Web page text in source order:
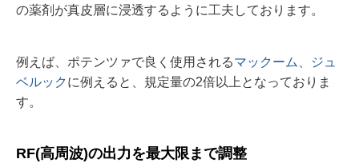
の薬剤が真皮層に浸透するように工夫しております。
例えば、ポテンツァで良く使用されるマックーム、ジュ
ベルック に例えると、規定量の2倍以上となっておりま
す。
RF(高周波)の出力を最大限まで調整